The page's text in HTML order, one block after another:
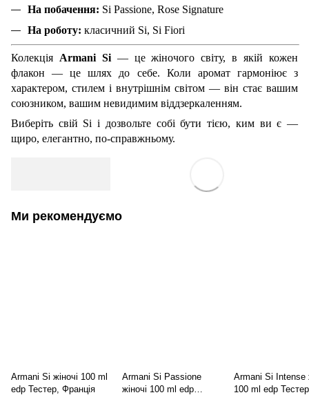
На побачення: Si Passione, Rose Signature
На роботу: класичний Si, Si Fiori
Колекція Armani Si— це жіночого світу, в якій кожен
флакон — це шлях до себе. Коли аромат гармоніює з
характером, стилем і внутрішнім світом — він стає вашим
союзником, вашим невидимим віддзеркаленням.
Виберіть свій Si і дозвольте собі бути тією, ким ви є —
щиро, елегантно, по-справжньому.
Ми рекомендуємо
Armani Si жіночі 100 ml
edp Тестер, Франція
Armani Si Passione
жіночі 100 ml edp
Armani Si Intense
100 ml edp